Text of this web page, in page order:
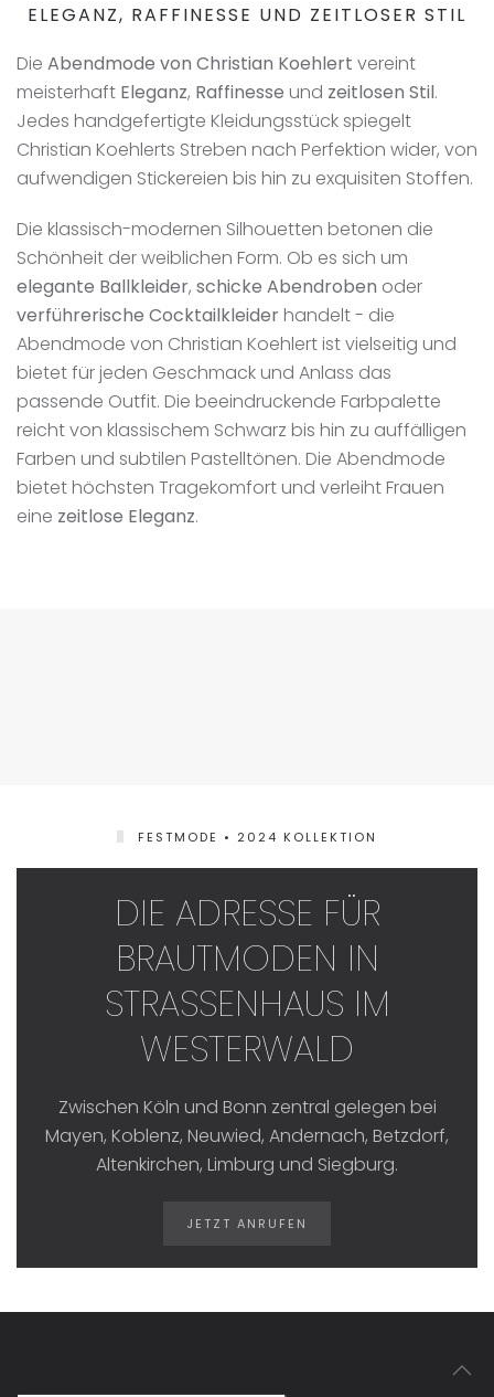
ELEGANZ, RAFFINESSE UND ZEITLOSER STIL
Die Abendmode von Christian Koehlert vereint
meisterhaft Eleganz, Raffinesse und zeitlosen Stil.
Jedes handgefertigte Kleidungsstück spiegelt
Christian Koehlerts Streben nach Perfektion wider, von
aufwendigen Stickereien bis hin zu exquisiten Stoffen.
Die klassisch-modernen Silhouetten betonen die
Schönheit der weiblichen Form. Ob es sich um
elegante Ballkleider, schicke Abendroben oder
verführerische Cocktailkleider handelt - die
Abendmode von Christian Koehlert ist vielseitig und
bietet für jeden Geschmack und Anlass das
passende Outfit. Die beeindruckende Farbpalette
reicht von klassischem Schwarz bis hin zu auffälligen
Farben und subtilen Pastelltönen. Die Abendmode
bietet höchsten Tragekomfort und verleiht Frauen
eine zeitlose Eleganz.
FESTMODE • 2024 KOLLEKTION
DIE ADRESSE FÜR
BRAUTMODEN IN
STRASSENHAUS IM W
ESTERWALD
Zwischen Köln und Bonn zentral gelegen bei
Mayen, Koblenz, Neuwied, Andernach, Betzdorf,
Altenkirchen, Limburg und Siegburg.
JETZT ANRUFEN